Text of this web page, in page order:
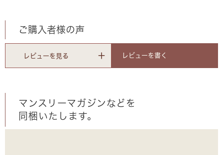
ご購入者様の声
レビューを見る レビューを書く
マンスリーマガジンなどを
同梱いたします。